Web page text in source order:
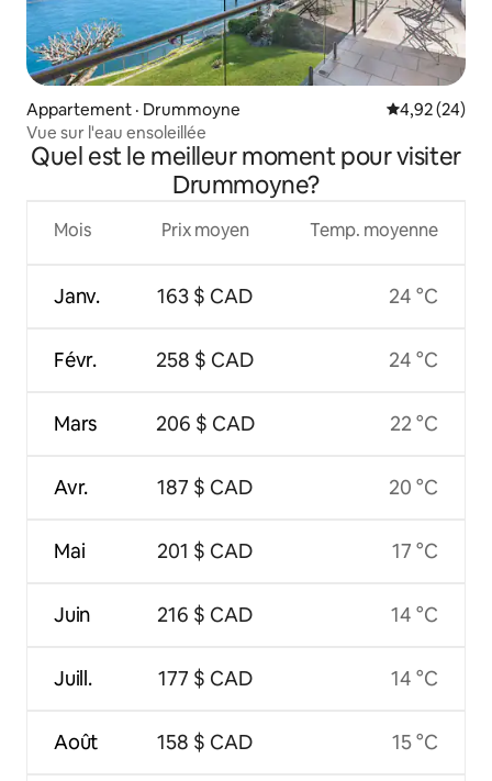
Appartement · Drummoyne Note
4,92 (24)
Vue sur l'eau ensoleillée
Quel est le meilleur moment pour visiter
Drummoyne?
Mois
Janv.
Févr.
Mars
Avr.
Mai
Juin
Juill.
Août
Prix moyen
163 $ CAD
258 $ CAD
206 $ CAD
187 $ CAD
201 $ CAD
216 $ CAD
177 $ CAD
158 $ CAD
Temp. moyenne
24 °C
24 °C
22 °C
20 °C
17 °C
14 °C
14 °C
15 °C